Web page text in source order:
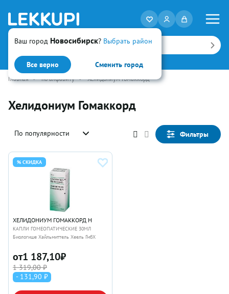
Ваш город Новосибирск? Выбрать район
Все верно Сменить город
Искать
Главная • по алфавиту • Хелидониум Гомаккорд
Хелидониум Гомаккорд
По популярности Фильтры
% СКИДКА
ХЕЛИДОНИУМ ГОМАККОРД H
КАПЛИ ГОМЕОПАТИЧЕСКИЕ 30МЛ
Биологише Хайльмиттель Хеель ГмбХ
от1 187,10₽
1 319,00 ₽
- 131,90 ₽